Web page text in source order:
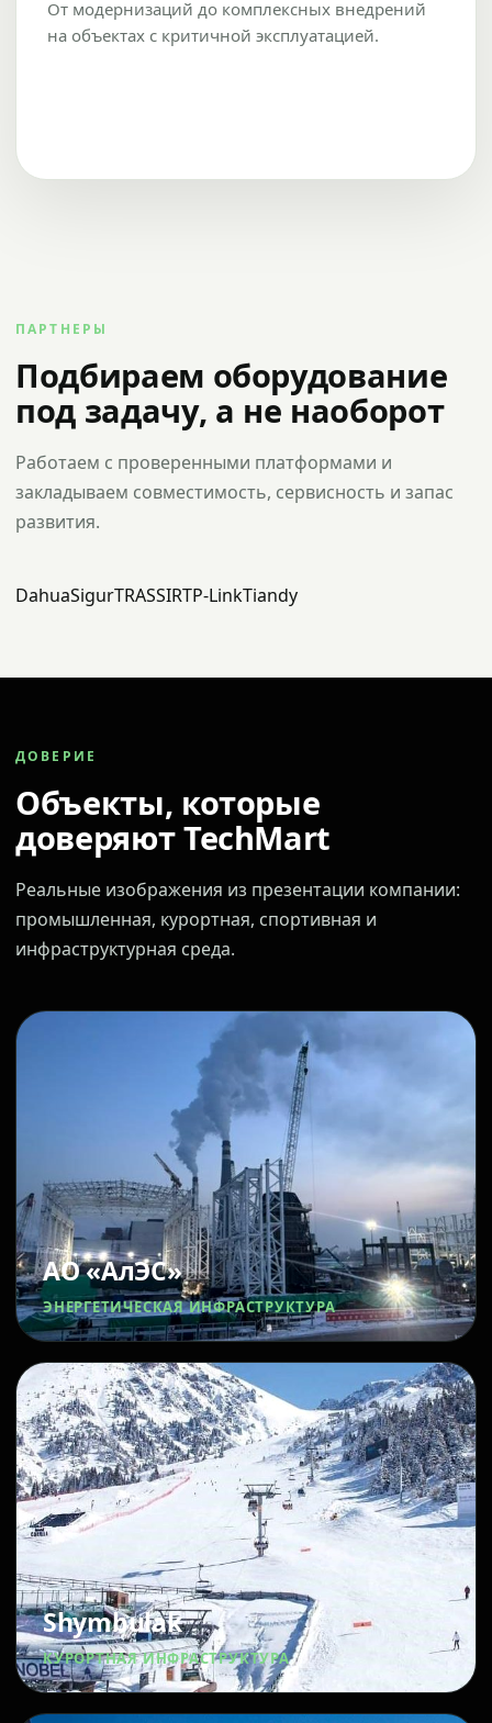
От модернизаций до комплексных внедрений
на объектах с критичной эксплуатацией.
ПАРТНЕРЫ
Подбираем оборудование
под задачу, а не наоборот
Работаем с проверенными платформами и
закладываем совместимость, сервисность и запас
развития.
DahuaSigurTRASSIRTP-LinkTiandy
ДОВЕРИЕ
Объекты, которые
доверяют TechMart
Реальные изображения из презентации компании:
промышленная, курортная, спортивная и
инфраструктурная среда.
АО «АлЭС»
ЭНЕРГЕТИЧЕСКАЯ ИНФРАСТРУКТУРА
Shymbulak
КУРОРТНАЯ ИНФРАСТРУКТУРА